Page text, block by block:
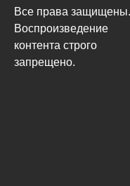
Все права защищены.
Воспроизведение
контента строго
запрещено.